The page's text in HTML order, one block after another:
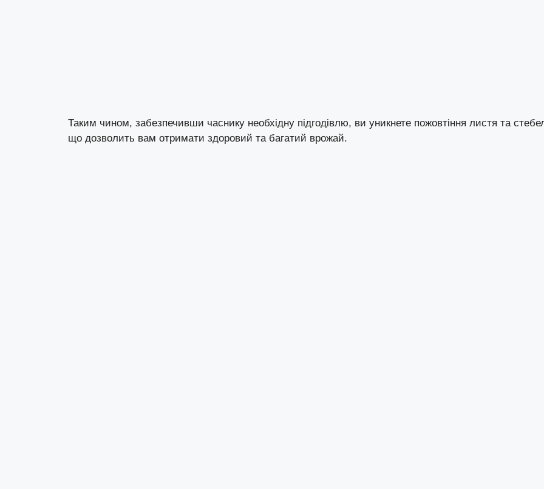
Таким чином, забезпечивши часнику необхідну підгодівлю, ви уникнете пожовтіння листя та
що дозволить вам отримати здоровий та багатий врожай.